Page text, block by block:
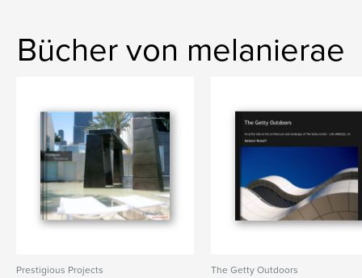
Bücher von melanierae
Prestigious Projects
The Getty Outdoors